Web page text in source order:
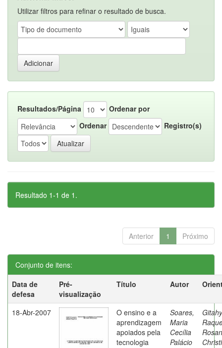
Utilizar filtros para refinar o resultado de busca.
Resultados/Página
Ordenar por
Ordenar
Registro(s)
Resultado 1-1 de 1.
Anterior 1 Próximo
Conjunto de itens:
Data de
defesa
Pré-
visualização
Título Autor
18-Abr-2007
O ensino e a
aprendizagem
apoiados pela
tecnologia
Soares,
Maria
Cecília
Palácio
Rosan